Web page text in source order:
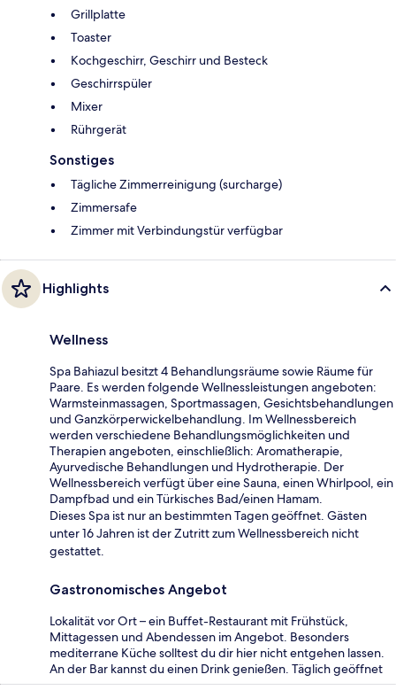
Grillplatte
Toaster
Kochgeschirr, Geschirr und Besteck
Geschirrspüler
Mixer
Rührgerät
Sonstiges
Tägliche Zimmerreinigung (surcharge)
Zimmersafe
Zimmer mit Verbindungstür verfügbar
Highlights
Wellness
Spa Bahiazul besitzt 4 Behandlungsräume sowie Räume für
Paare. Es werden folgende Wellnessleistungen angeboten:
Warmsteinmassagen, Sportmassagen, Gesichtsbehandlungen
und Ganzkörperwickelbehandlung. Im Wellnessbereich
werden verschiedene Behandlungsmöglichkeiten und
Therapien angeboten, einschließlich: Aromatherapie,
Ayurvedische Behandlungen und Hydrotherapie. Der
Wellnessbereich verfügt über eine Sauna, einen Whirlpool, ein
Dampfbad und ein Türkisches Bad/einen Hamam.
Dieses Spa ist nur an bestimmten Tagen geöffnet. Gästen
unter 16 Jahren ist der Zutritt zum Wellnessbereich nicht
gestattet.
Gastronomisches Angebot
Lokalität vor Ort – ein Buffet-Restaurant mit Frühstück,
Mittagessen und Abendessen im Angebot. Besonders
mediterrane Küche solltest du dir hier nicht entgehen lassen.
An der Bar kannst du einen Drink genießen. Täglich geöffnet